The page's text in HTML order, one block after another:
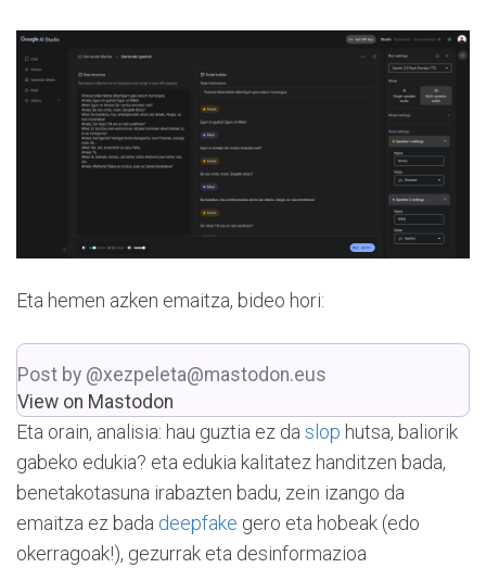
Eta hemen azken emaitza, bideo hori:
Post by @xezpeleta@mastodon.eus
View on Mastodon
Eta orain, analisia: hau guztia ez da slop hutsa, baliorik
gabeko edukia? eta edukia kalitatez handitzen bada,
benetakotasuna irabazten badu, zein izango da
emaitza ez bada deepfake gero eta hobeak (edo
okerragoak!), gezurrak eta desinformazioa